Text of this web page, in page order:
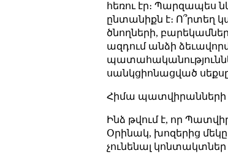
հեռու էր։ Պարզապես
ընտանիքն է։ Ո՞րտեղ
ծնողների,
ազդում անձի
սանկցիոնացված
Հիմա պատվիրանների
Ինձ թվում է, որ
Օրինակ, խոզերից
չունենալ